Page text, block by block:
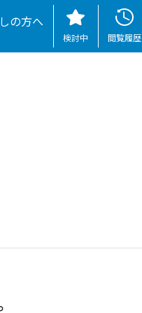
on line
の方へ
検討中 閲覧履歴